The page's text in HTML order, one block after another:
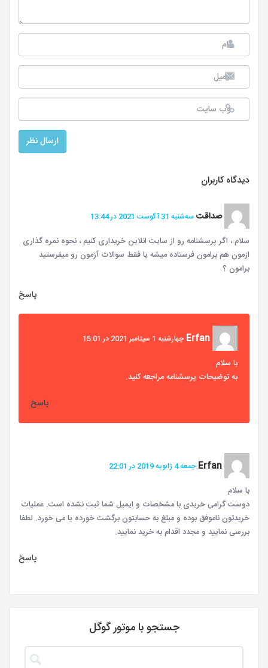
دیدگاه کاربران
صداقت سه‌شنبه 31 آگوست 2021 در 13:44
سلام ، اگر پرسشنامه رو از سایت انلاین خریداری کنیم ، نحوه نمره گذاری
ازمون هم برامون فرستاده میشه یا فقط سوالات آزمون رو میفرستید
برامون ؟
پاسخ
Erfan چهارشنبه 1 سپتامبر 2021 در 15:01
با سلام
به توضیحات پرسشنامه مراجعه کنید.
پاسخ
Erfan جمعه 4 ژانویه 2019 در 22:01
با سلام
دوست گرامی خریدی با مشخصات و ایمیل شما ثبت نشده است. عملیات
خریدتون ناموفق بوده و مبلغ به حسابتون برگشت خورده یا می خورد. لطفا
بررسی نمایید و مجدد اقدام به خرید نمایید.
پاسخ
جستجو با موتور گوگل